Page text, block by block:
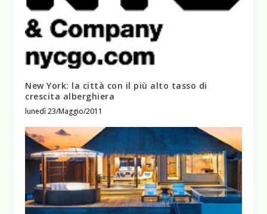
New York: la città con il più alto tasso di
crescita alberghiera
lunedì 23/Maggio/2011